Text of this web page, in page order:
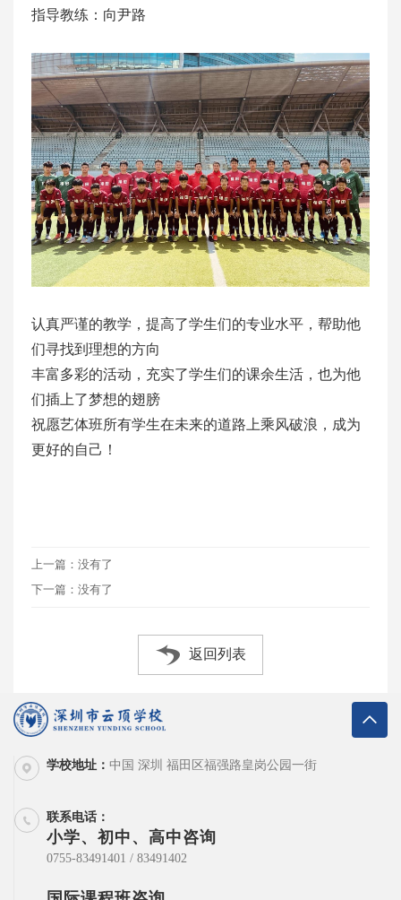
指导教练：向尹路
认真严谨的教学，提高了学生们的专业水平，帮助他
们寻找到理想的方向
丰富多彩的活动，充实了学生们的课余生活，也为他
们插上了梦想的翅膀
祝愿艺体班所有学生在未来的道路上乘风破浪，成为
更好的自己！
上一篇：没有了
下一篇：没有了
返回列表
学校地址： 中国 深圳 福田区福强路皇岗公园一街
联系电话：
小学、初中、高中咨询
0755-83491401 / 83491402